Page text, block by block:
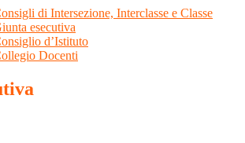
di Intersezione, Interclasse e Classe
esecutiva
d’Istituto
Docenti